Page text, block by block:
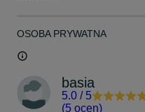
OSOBA PRYWATNA
basia
5.0 / 5
(5 ocen)